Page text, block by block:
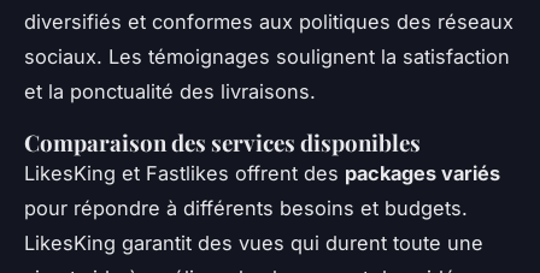
diversifiés et conformes aux politiques des réseaux
sociaux. Les témoignages soulignent la satisfaction
et la ponctualité des livraisons.
Comparaison des services disponibles
LikesKing et Fastlikes offrent des packages variés
pour répondre à différents besoins et budgets.
LikesKing garantit des vues qui durent toute une